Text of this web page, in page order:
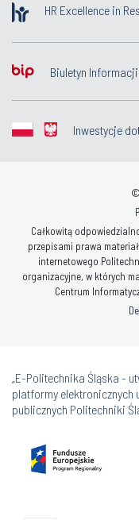
HR Excellence in
Biuletyn
Inwestycje
Całkowitą
przepisami prawa
internetowego
organizacyjne, w których
Centrum
„E-Politechnika Śląska -
platformy elektronicznych
publicznych Politechniki